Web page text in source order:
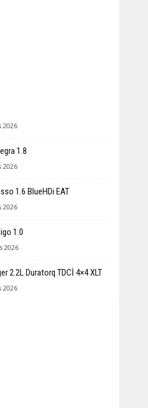
2026
1.8
2026
1.6 BlueHDi EAT
2026
1.0
2026
2.2L Duratorq TDCİ 4×4 XLT
2026